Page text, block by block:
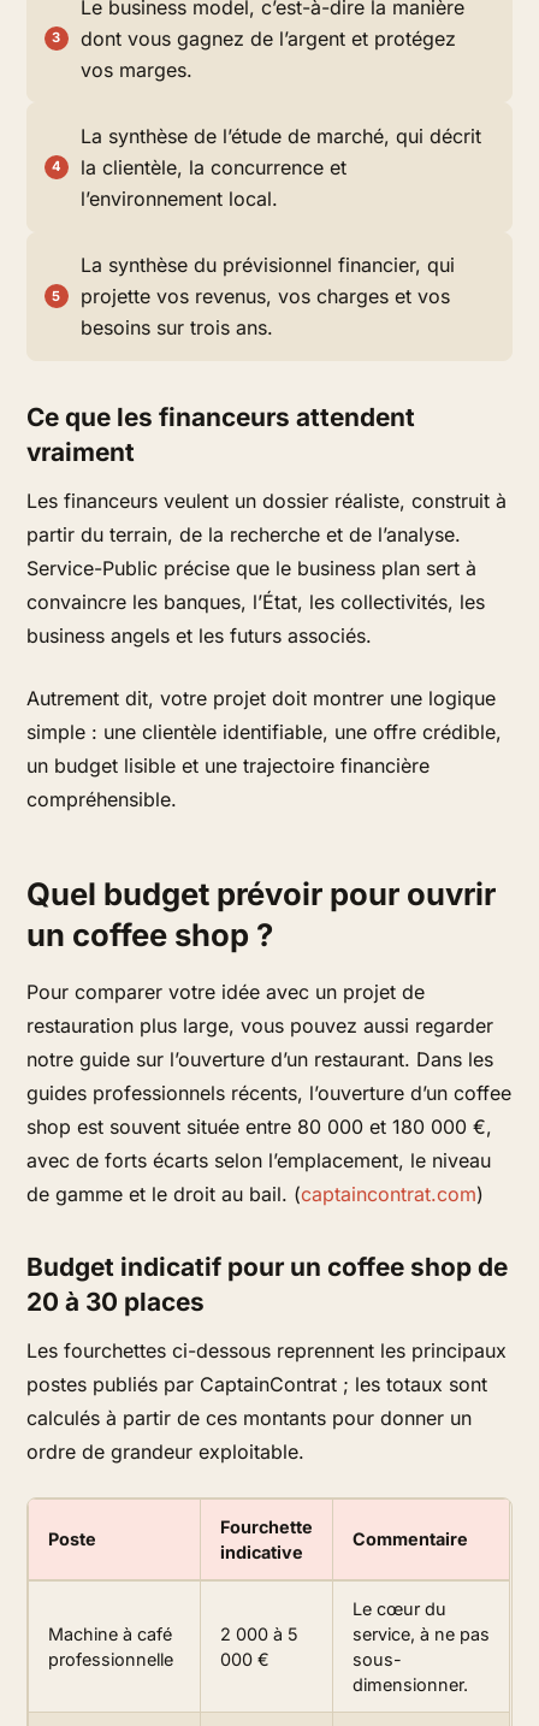
Le business model, c’est-à-dire la manière
dont vous gagnez de l’argent et protégez
vos marges.
La synthèse de l’étude de marché, qui décrit
la clientèle, la concurrence et
l’environnement local.
La synthèse du prévisionnel financier, qui
projette vos revenus, vos charges et vos
besoins sur trois ans.
Ce que les financeurs attendent
vraiment
Les financeurs veulent un dossier réaliste, construit à
partir du terrain, de la recherche et de l’analyse.
Service-Public précise que le business plan sert à
convaincre les banques, l’État, les collectivités, les
business angels et les futurs associés.
Autrement dit, votre projet doit montrer une logique
simple : une clientèle identifiable, une offre crédible,
un budget lisible et une trajectoire financière
compréhensible.
Quel budget prévoir pour ouvrir
un coffee shop ?
Pour comparer votre idée avec un projet de
restauration plus large, vous pouvez aussi regarder
notre guide sur l’ouverture d’un restaurant. Dans les
guides professionnels récents, l’ouverture d’un coffee
shop est souvent située entre 80 000 et 180 000 €,
avec de forts écarts selon l’emplacement, le niveau
de gamme et le droit au bail. (captaincontrat.com)
Budget indicatif pour un coffee shop de
20 à 30 places
Les fourchettes ci-dessous reprennent les principaux
postes publiés par CaptainContrat ; les totaux sont
calculés à partir de ces montants pour donner un
ordre de grandeur exploitable.
Poste
Fourchette
indicative
Commentaire
Machine à café
professionnelle
2 000 à 5
000 €
Le cœur du
service, à ne pas
sous-
dimensionner.